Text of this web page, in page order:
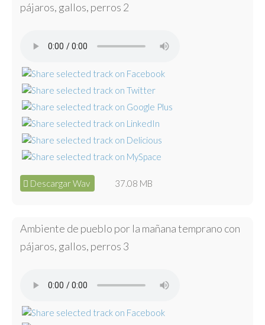
pájaros, gallos, perros 2
Descargar Wav 37.08 MB
Ambiente de pueblo por la mañana temprano con
pájaros, gallos, perros 3